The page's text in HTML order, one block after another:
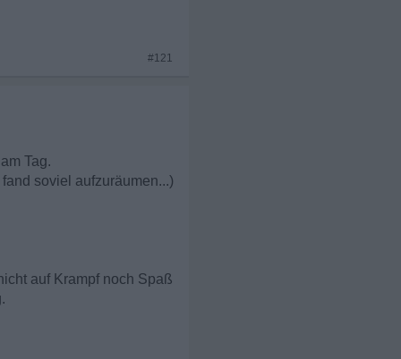
#121
Tag.
soviel aufzuräumen...)
auf Krampf noch Spaß